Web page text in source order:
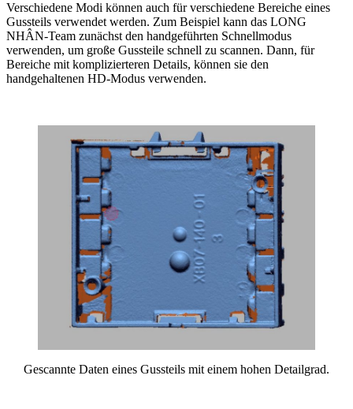
Verschiedene Modi können auch für verschiedene Bereiche eines
Gussteils verwendet werden. Zum Beispiel kann das LONG
NHÂN-Team zunächst den handgeführten Schnellmodus
verwenden, um große Gussteile schnell zu scannen. Dann, für
Bereiche mit komplizierteren Details, können sie den
handgehaltenen HD-Modus verwenden.
Gescannte Daten eines Gussteils mit einem hohen Detailgrad.